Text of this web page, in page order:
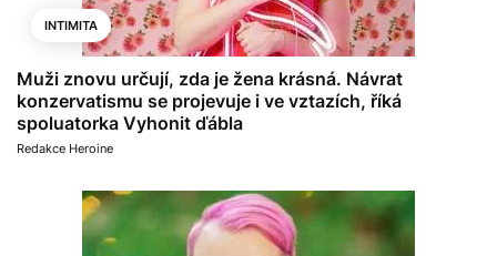
INTIMITA
Muži znovu určují, zda je žena krásná. Návrat
konzervatismu se projevuje i ve vztazích, říká
spoluatorka Vyhonit ďábla
Redakce Heroine